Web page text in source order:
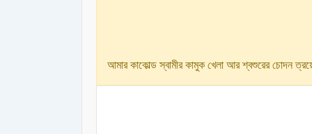
আমার কাকোল্ড স্বামীর কামুক খেলা আর শ্বশুরের চোদন